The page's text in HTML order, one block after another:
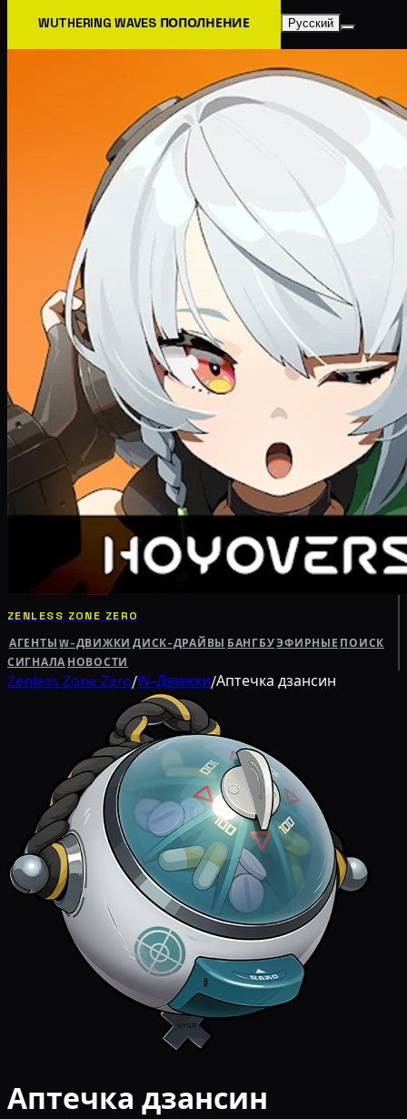
WUTHERING WAVES ПОПОЛНЕНИЕ Русский
ZENLESS ZONE ZERO
АГЕНТЫ W-ДВИЖКИ ДИСК-ДРАЙВЫ БАНГБУЭФИРНЫЕ ПОИСК
СИГНАЛА НОВОСТИ
Zenless Zone Zero/W-Движки/Аптечка дзансин
Аптечка дзансин